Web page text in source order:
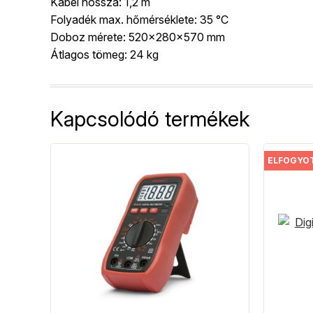
Folyadék max. hőmérséklete: 35 °C
Doboz mérete: 520x280x570 mm
Átlagos tömeg: 24 kg
Kapcsolódó termékek